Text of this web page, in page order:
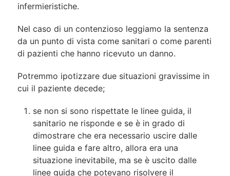
infermieristiche.
Nel caso di un contenzioso leggiamo la sentenza
da un punto di vista come sanitari o come parenti
di pazienti che hanno ricevuto un danno.
Potremmo ipotizzare due situazioni gravissime in
cui il paziente decede;
se non si sono rispettate le linee guida, il
sanitario ne risponde e se è in grado di
dimostrare che era necessario uscire dalle
linee guida e fare altro, allora era una
situazione inevitabile, ma se è uscito dalle
linee guida che potevano risolvere il